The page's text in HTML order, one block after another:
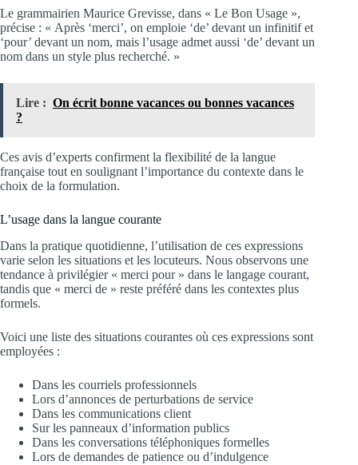
Le grammairien Maurice Grevisse, dans « Le Bon Usage »,
précise : « Après ‘merci’, on emploie ‘de’ devant un infinitif et
‘pour’ devant un nom, mais l’usage admet aussi ‘de’ devant un
nom dans un style plus recherché. »
Lire : On écrit bonne vacances ou bonnes vacances
?
Ces avis d’experts confirment la flexibilité de la langue
française tout en soulignant l’importance du contexte dans le
choix de la formulation.
L’usage dans la langue courante
Dans la pratique quotidienne, l’utilisation de ces expressions
varie selon les situations et les locuteurs. Nous observons une
tendance à privilégier « merci pour » dans le langage courant,
tandis que « merci de » reste préféré dans les contextes plus
formels.
Voici une liste des situations courantes où ces expressions sont
employées :
Dans les courriels professionnels
Lors d’annonces de perturbations de service
Dans les communications client
Sur les panneaux d’information publics
Dans les conversations téléphoniques formelles
Lors de demandes de patience ou d’indulgence